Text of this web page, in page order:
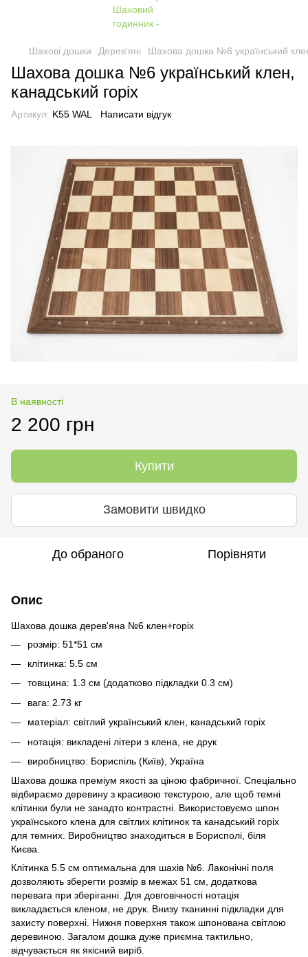
Шахові дошки Дерев'яні Шахова дошка №6 український
Шахова дошка №6 український клен,
канадський горіх
Артикул: K55 WAL Написати відгук
В наявності
2 200 грн
Купити
Замовити швидко
До обраного Порівняти
Опис
Шахова дошка дерев'яна №6 клен+горіх
розмір: 51*51 см
клітинка: 5.5 см
товщина: 1.3 см (додатково підкладки 0.3 см)
вага: 2.73 кг
матеріал: світлий український клен, канадський горіх
нотація: викладені літери з клена, не друк
виробництво: Бориспіль (Київ), Україна
Шахова дошка преміум якості за ціною фабричної. Спеціально
відбираємо деревину з красивою текстурою, але щоб темні
клітинки були не занадто контрастні. Використовуємо шпон
українського клена для світлих клітинок та канадський горіх
для темних. Виробництво знаходиться в Борисполі, біля
Києва.
Клітинка 5.5 см оптимальна для шахів №6. Лаконічні поля
дозволяють зберегти розмір в межах 51 см, додаткова
перевага при зберіганні. Для довговічності нотація
викладається кленом, не друк. Внизу тканинні підкладки для
захисту поверхні. Нижня поверхня також шпонована світлою
деревиною. Загалом дошка дуже приємна тактильно,
відчувається як якісний виріб.